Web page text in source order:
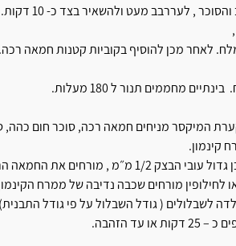
, לעררבב מעט ולהשאיר בצד כ- 10 דקות.
מחממים תנור ל 180 מעלות.
המיקסר מניחים חמאה רכה, סוכר חום כהה,
קינמון.
לאחר שהבצק תפח מרדדים את הבצק למלבן גדול עובי
לחילופין מורחים שכבה נדיבה של ממרח
לשבלולים ( גודל השבלול על פי גודל
הזהבה.